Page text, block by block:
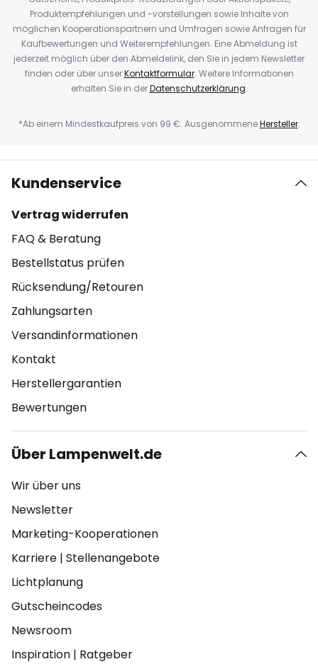
Produktempfehlungen und -vorstellungen sowie Inhalte von
möglichen Kooperationspartnern und Umfragen sowie Anfragen für
Kaufbewertungen und Weiterempfehlungen. Eine Abmeldung ist
jederzeit möglich über den Abmeldelink, den Sie in jedem Newsletter
finden oder über unserKontaktformular. Weitere Informationen
erhalten Sie in derDatenschutzerklärung.
*Ab einem Mindestkaufpreis von 99 €. AusgenommeneHersteller.
Kundenservice
Vertrag widerrufen
FAQ & Beratung
Bestellstatus prüfen
Rücksendung/Retouren
Zahlungsarten
Versandinformationen
Kontakt
Herstellergarantien
Bewertungen
Über Lampenwelt.de
Wir über uns
Newsletter
Marketing-Kooperationen
Karriere | Stellenangebote
Lichtplanung
Gutscheincodes
Newsroom
Inspiration | Ratgeber